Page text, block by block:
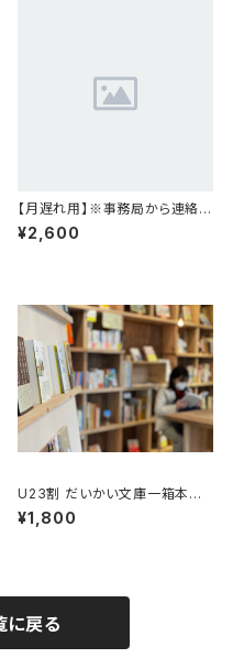
【月遅れ用】※事務局から連絡が
あった方のみ使用※だいかい文
庫一箱本棚オーナー（月額）
¥2,600
U23割 だいかい文庫一箱本棚
オーナー（月額）
¥1,800
に戻る